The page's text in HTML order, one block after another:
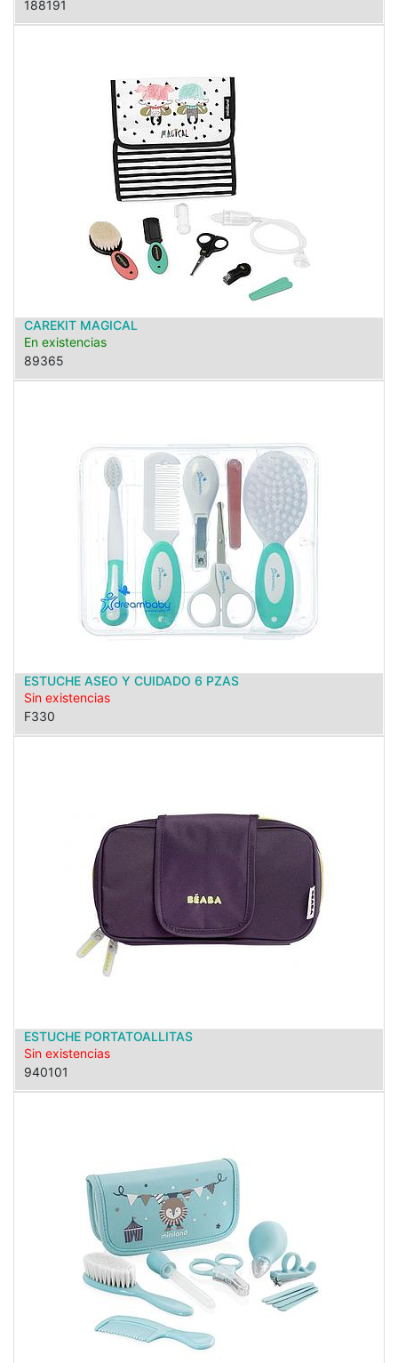
188191
CAREKIT MAGICAL
En existencias
89365
ESTUCHE ASEO Y CUIDADO 6 PZAS
Sin existencias
F330
ESTUCHE PORTATOALLITAS
Sin existencias
940101